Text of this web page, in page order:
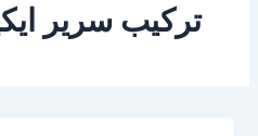
تركيب سرير